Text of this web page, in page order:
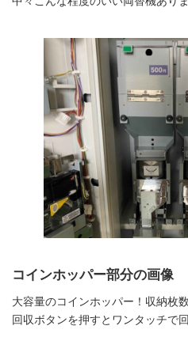
コインホッパー部分の画像
大容量のコインホッパー！収納枚
回収ボタンを押すとワンタッチで